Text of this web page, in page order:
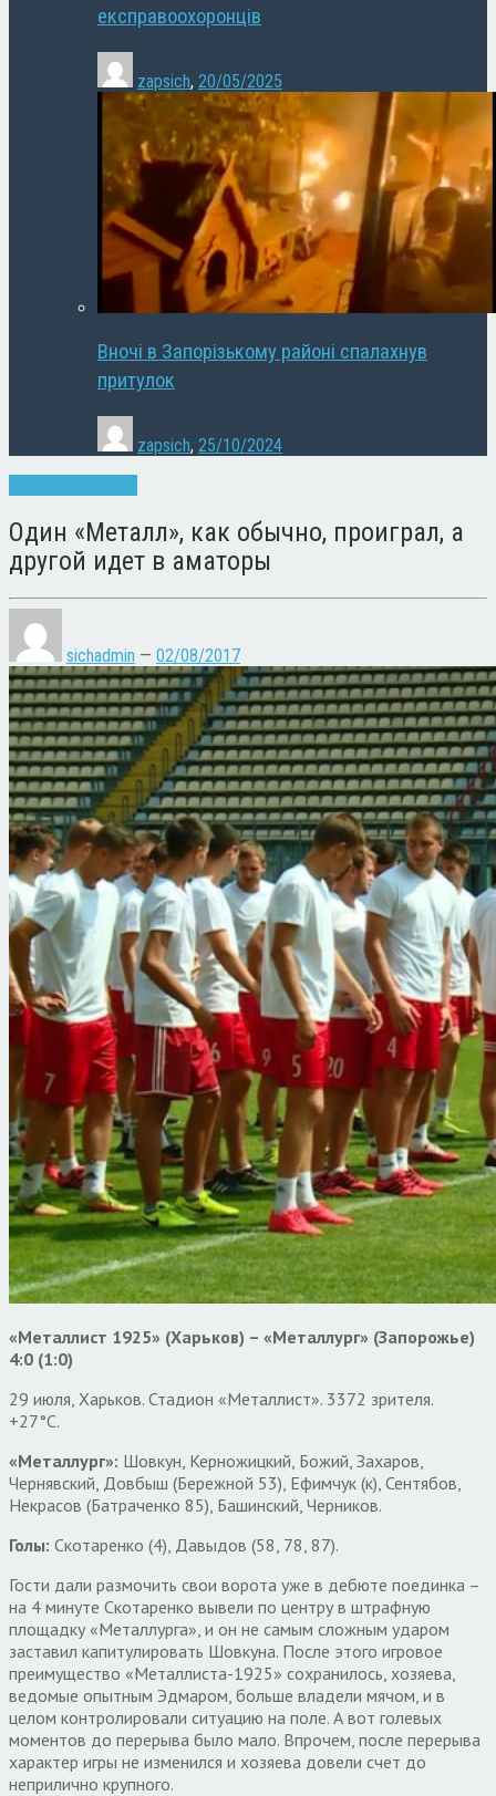
експравоохоронців
zapsich, 20/05/2025
Вночі в Запорізькому районі спалахнув
притулок
zapsich, 25/10/2024
Один «Металл», как обычно, проиграл, а
другой идет в аматоры
sichadmin — 02/08/2017
«Металлист 1925» (Харьков) – «Металлург» (Запорожье)
4:0 (1:0)
29 июля, Харьков. Стадион «Металлист». 3372 зрителя.
+27°C.
«Металлург»: Шовкун, Керножицкий, Божий, Захаров,
Чернявский, Довбыш (Бережной 53), Ефимчук (к), Сентябов,
Некрасов (Батраченко 85), Башинский, Черников.
Голы: Скотаренко (4), Давыдов (58, 78, 87).
Гости дали размочить свои ворота уже в дебюте поединка –
на 4 минуте Скотаренко вывели по центру в штрафную
площадку «Металлурга», и он не самым сложным ударом
заставил капитулировать Шовкуна. После этого игровое
преимущество «Металлиста-1925» сохранилось, хозяева,
ведомые опытным Эдмаром, больше владели мячом, и в
целом контролировали ситуацию на поле. А вот голевых
моментов до перерыва было мало. Впрочем, после перерыва
характер игры не изменился и хозяева довели счет до
неприлично крупного.